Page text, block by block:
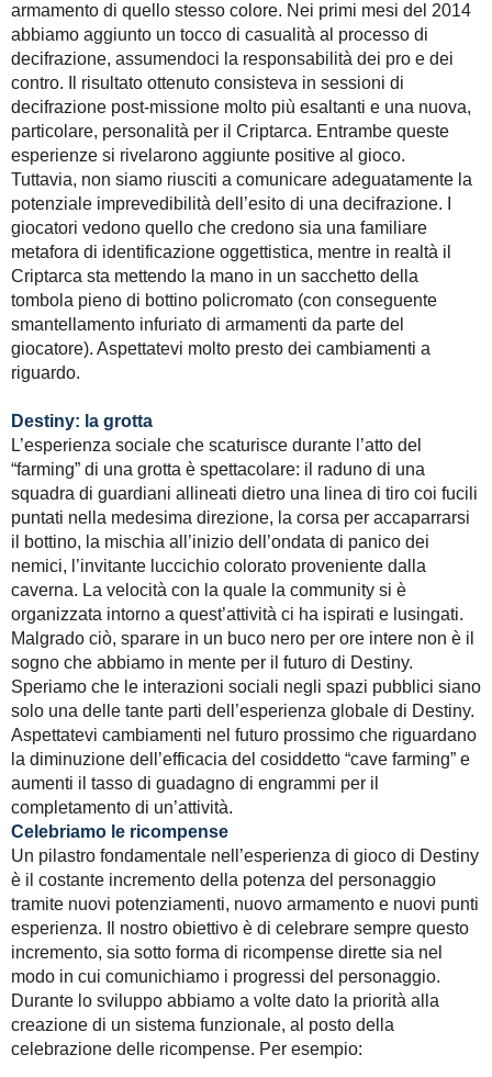
armamento di quello stesso colore. Nei primi mesi del 2014
abbiamo aggiunto un tocco di casualità al processo di
decifrazione, assumendoci la responsabilità dei pro e dei
contro. Il risultato ottenuto consisteva in sessioni di
decifrazione post-missione molto più esaltanti e una nuova,
particolare, personalità per il Criptarca. Entrambe queste
esperienze si rivelarono aggiunte positive al gioco.
Tuttavia, non siamo riusciti a comunicare adeguatamente la
potenziale imprevedibilità dell’esito di una decifrazione. I
giocatori vedono quello che credono sia una familiare
metafora di identificazione oggettistica, mentre in realtà il
Criptarca sta mettendo la mano in un sacchetto della
tombola pieno di bottino policromato (con conseguente
smantellamento infuriato di armamenti da parte del
giocatore). Aspettatevi molto presto dei cambiamenti a
riguardo.
Destiny: la grotta
L’esperienza sociale che scaturisce durante l’atto del
“farming” di una grotta è spettacolare: il raduno di una
squadra di guardiani allineati dietro una linea di tiro coi fucili
puntati nella medesima direzione, la corsa per accaparrarsi
il bottino, la mischia all’inizio dell’ondata di panico dei
nemici, l’invitante luccichio colorato proveniente dalla
caverna. La velocità con la quale la community si è
organizzata intorno a quest’attività ci ha ispirati e lusingati.
Malgrado ciò, sparare in un buco nero per ore intere non è il
sogno che abbiamo in mente per il futuro di Destiny.
Speriamo che le interazioni sociali negli spazi pubblici siano
solo una delle tante parti dell’esperienza globale di Destiny.
Aspettatevi cambiamenti nel futuro prossimo che riguardano
la diminuzione dell’efficacia del cosiddetto “cave farming” e
aumenti il tasso di guadagno di engrammi per il
completamento di un’attività.
Celebriamo le ricompense
Un pilastro fondamentale nell’esperienza di gioco di Destiny
è il costante incremento della potenza del personaggio
tramite nuovi potenziamenti, nuovo armamento e nuovi punti
esperienza. Il nostro obiettivo è di celebrare sempre questo
incremento, sia sotto forma di ricompense dirette sia nel
modo in cui comunichiamo i progressi del personaggio.
Durante lo sviluppo abbiamo a volte dato la priorità alla
creazione di un sistema funzionale, al posto della
celebrazione delle ricompense. Per esempio: